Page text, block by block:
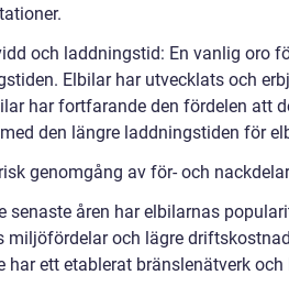
och laddningstid: En vanlig oro
Elbilar har utvecklats och
har fortfarande den fördelen att
den längre laddningstiden för
genomgång av för- och
senaste åren har elbilarnas
miljöfördelar och lägre
har ett etablerat bränslenätverk